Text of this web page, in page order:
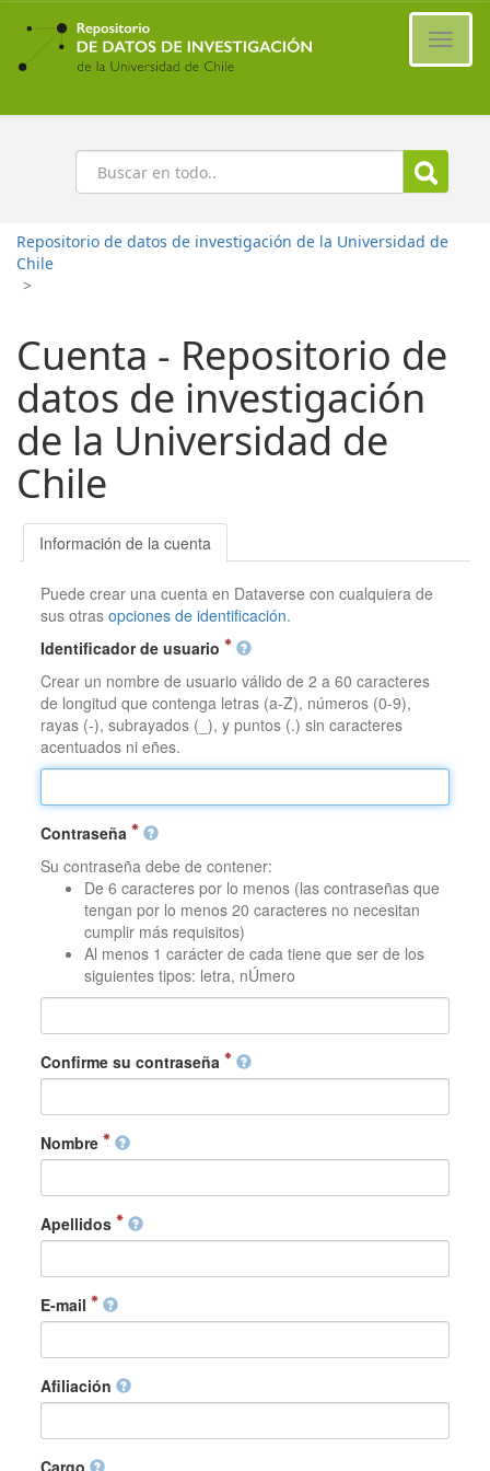
Ir
contenido
principal
Buscar
Repositorio de datos de investigación de la Universidad de
Chile
>
Cuenta - Repositorio de
datos de investigación
de la Universidad de
Chile
Información de la cuenta
Puede crear una cuenta en Dataverse con cualquiera de
sus otrasopciones de identificación.
Identificador de usuario
Crear un nombre de usuario válido de 2 a 60 caracteres
de longitud que contenga letras (a-Z), números (0-9),
rayas (-), subrayados (_), y puntos (.) sin caracteres
acentuados ni eñes.
Contraseña
Su contraseña debe de contener:
De 6 caracteres por lo menos (las contraseñas que
tengan por lo menos 20 caracteres no necesitan
cumplir más requisitos)
Al menos 1 carácter de cada tiene que ser de los
siguientes tipos: letra, nÚmero
Confirme su contraseña
Nombre
Apellidos
E-mail
Afiliación
Cargo